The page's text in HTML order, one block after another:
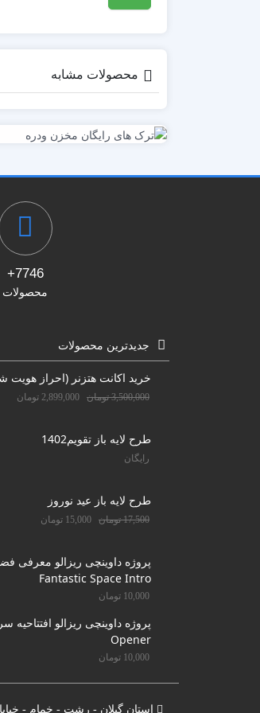
محصولات مشابه
7746+
محصولات
جدیدترین محصولات
خرید اکانت هتزنر (احراز هویت
3,500,000 تومان 2,899,000 تومان
طرح لایه باز تقویم1402
رایگان
طرح لایه باز عید نوروز
17,500 تومان 15,000 تومان
پروژه داوینچی ریزالو معرفی
Fantastic Space Intro
10,000 تومان
Opener
10,000 تومان
استان گیلان - رشت - خمام -